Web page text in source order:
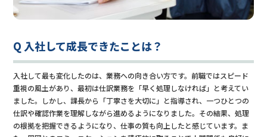
Q 入社して成長できたことは？
入社して最も変化したのは、業務への向き合い方です。前職ではスピード
重視の風土があり、最初は仕訳業務を「早く処理しなければ」と考えてい
ました。しかし、課長から「丁寧さを大切に」と指導され、一つひとつの
仕訳や確認作業を理解しながら進めるようになりました。その結果、処理
の根拠を把握できるようになり、仕事の質も向上したと感じています。ま